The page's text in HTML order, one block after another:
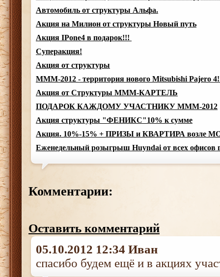
Автомобиль от структуры Альфа.
Акция на Милион от структуры Новый путь
Акция IPone4 в подарок!!!
Суперакция!
Акция от структуры
МММ-2012 - территория нового Mitsubishi Pajero
Акция от Структуры МММ-КАРТЕЛЬ
ПОДАРОК КАЖДОМУ УЧАСТНИКУ МММ-2012
Акция структуры "ФЕНИКС"10% к сумме
Акция. 10%-15% + ПРИЗЫ и КВАРТИРА возле
Еженедельный розыгрыш Huyndai от всех офисов
Комментарии:
Оставить комментарий
05.10.2012 12:34 Иван
спасибо будем ещё и в акциях